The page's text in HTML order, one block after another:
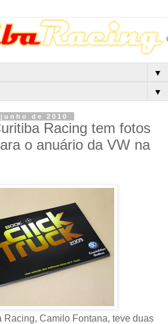
▼
▼
de 2010
Racing tem fotos
o anuário da VW na
Racing, Camilo Fontana, teve duas